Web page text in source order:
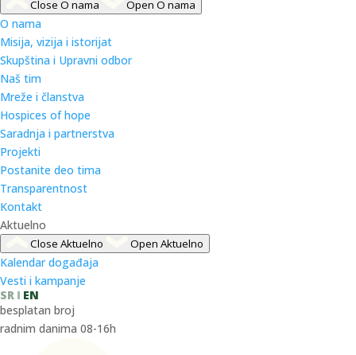
Close O nama Open O nama
O nama
Misija, vizija i istorijat
Skupština i Upravni odbor
Naš tim
Mreže i članstva
Hospices of hope
Saradnja i partnerstva
Projekti
Postanite deo tima
Transparentnost
Kontakt
Aktuelno
Close Aktuelno Open Aktuelno
Kalendar događaja
Vesti i kampanje
SR
EN
besplatan broj
radnim danima 08-16h